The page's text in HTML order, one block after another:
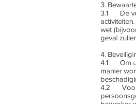
3.
3.1 De
wet
geval
4.
4.1 Om
manier
4.2 Voor